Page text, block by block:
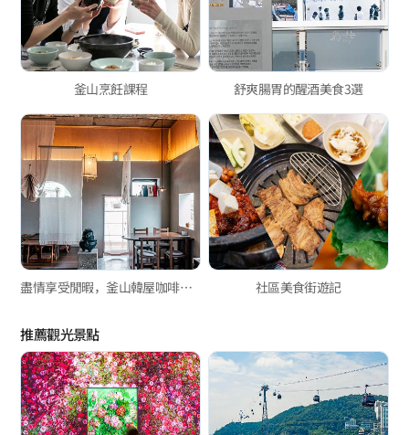
釜山烹飪課程 舒爽腸胃的醒酒美食3選
盡情享受閒暇，釜山韓屋咖啡廳3選 社區美食街遊記
推薦觀光景點